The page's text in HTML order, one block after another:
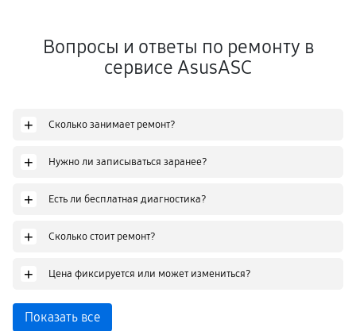
Вопросы и ответы по ремонту в
сервисе AsusASC
+ Сколько занимает ремонт?
+ Нужно ли записываться заранее?
+ Есть ли бесплатная диагностика?
+ Сколько стоит ремонт?
+ Цена фиксируется или может измениться?
Показать все